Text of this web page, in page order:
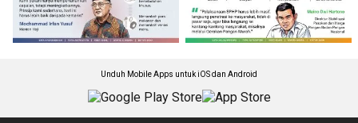
Unduh Mobile Apps untuk iOS dan Android